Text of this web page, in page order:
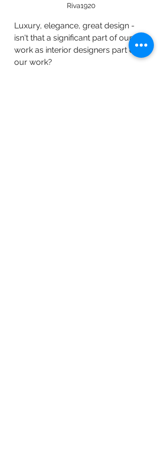
Riva1920
Luxury, elegance, great design -
isn't that a significant part of our
work as interior designers part of
our work?